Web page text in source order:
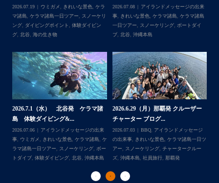
Follow on Instagram
ケリ
2026.07.08
アイランドメッセージの出来
事, きれいな景色,ケラマ諸島, ケラマ諸島
一日ツアー,スノーケリング,ボートダイ
ブ,北谷,沖縄本島
ケ
2026.6.29（月）那覇発 クルーザー
チャーター ブログ...
2026.07.03 BBQ, アイランドメッセージ
の出来事, きれいな景色,
ケラマ諸島一日ツ
アー,スノーケリング, チャータークルー
ズ, 沖縄本島,社員旅行, 那覇発
2026.06.30
アイランドメッセージの出来
事,ウミガメ,きれいな景色 ,ケラマ諸島
ラマ諸島一日ツアー,スノーケリング,
ンヌ島,ボートダイブ
2026.6.17（水）北谷発 クルーザー
チャーター ブログ...
2026.06.17 BBQ,アイランドメッセージ
の出来事,きれいな景色,チャータークルー
ズ,ナガンヌ島,北谷 ,社員旅行